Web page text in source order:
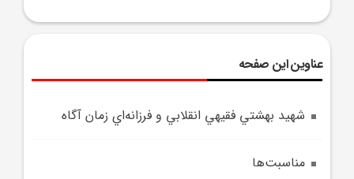
عناوین این صفحه
شهيد بهشتي فقيهي انقلابي و فرزانه‌اي زمان آگاه
مناسبت‌ها